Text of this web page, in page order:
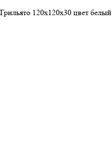
120х120х30 цвет белый